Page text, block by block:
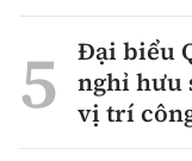
Đại biểu
nghỉ hưu
vị trí